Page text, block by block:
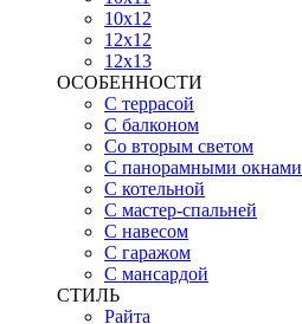
10х12
12х12
12х13
ОСОБЕННОСТИ
С террасой
С балконом
Со вторым светом
С панорамными окнами
С котельной
С мастер-спальней
С навесом
С гаражом
С мансардой
СТИЛЬ
Райта